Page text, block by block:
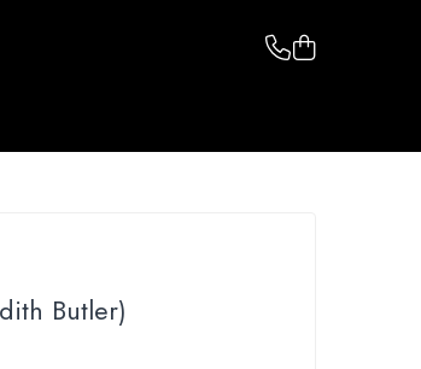
Butler)